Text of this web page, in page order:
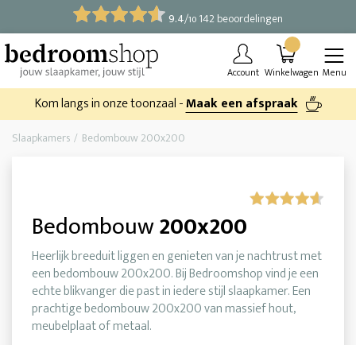
9.4/10 142 beoordelingen
Account Winkelwagen Menu
Kom langs in onze toonzaal -Maak een afspraak
Slaapkamers Bedombouw 200x200
Bedombouw200x200
Heerlijk breeduit liggen en genieten van je nachtrust met
een bedombouw 200x200. Bij Bedroomshop vind je een
echte blikvanger die past in iedere stijl slaapkamer. Een
prachtige bedombouw 200x200 van massief hout,
meubelplaat of metaal.